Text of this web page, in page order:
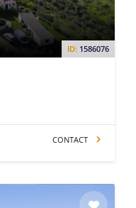
ID: 1586076
CONTACT